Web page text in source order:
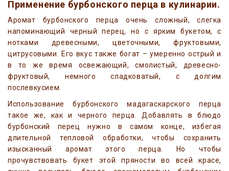
Применение бурбонского перца в кулинарии.
Аромат бурбонского перца очень сложный, слегка
напоминающий черный перец, но с ярким букетом, с
нотками древесными, цветочными, фруктовыми,
цитрусовыми. Его вкус также богат – умеренно острый и
в то же время освежающий, смолистый, древесно-
фруктовый, немного сладковатый, с долгим
послевкусием.
Использование бурбонского мадагаскарского перца
такое же, как и черного перца. Добавлять в блюдо
бурбонский перец нужно в самом конце, избегая
длительной тепловой обработки, чтобы сохранить
изысканный аромат этого перца. Но чтобы
прочувствовать букет этой пряности во всей красе,